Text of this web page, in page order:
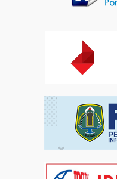
Pandang